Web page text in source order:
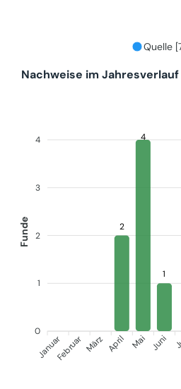
Quelle
Nachweise im Jahresverlauf
4
3
2
1
0
Funde 2
4
1
JanuarFebruar März April Mai Juni